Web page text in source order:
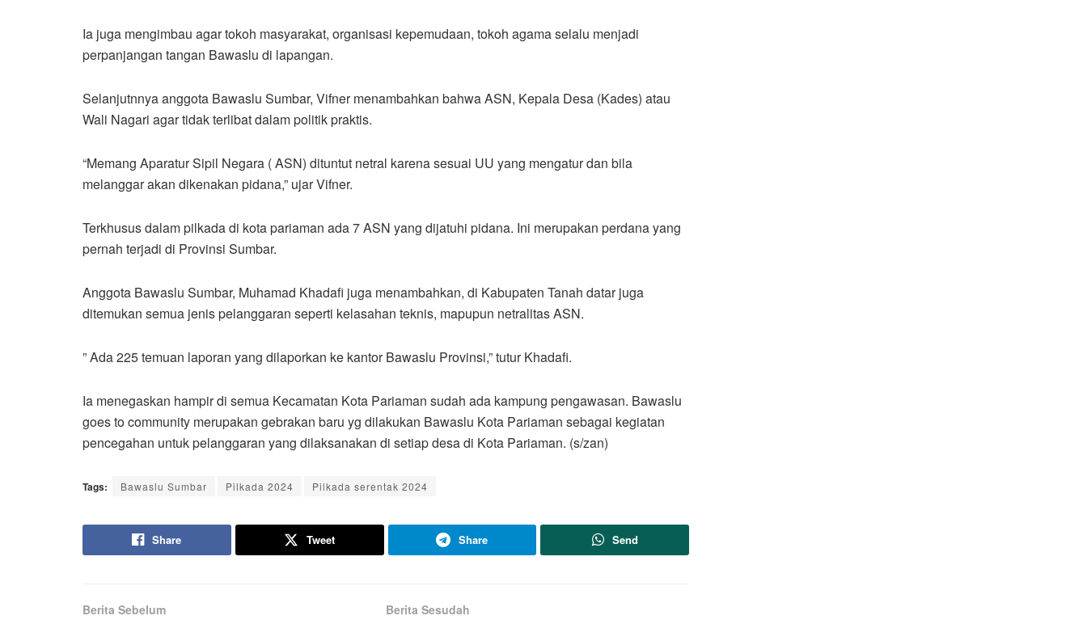
Ia juga mengimbau agar tokoh masyarakat, organisasi kepemudaan, tokoh agama selalu menjadi
perpanjangan tangan Bawaslu di lapangan.
Selanjutnnya anggota Bawaslu Sumbar, Vifner menambahkan bahwa ASN, Kepala Desa (Kades) atau
Wali Nagari agar tidak terlibat dalam politik praktis.
“Memang Aparatur Sipil Negara ( ASN) dituntut netral karena sesuai UU yang mengatur dan bila
melanggar akan dikenakan pidana,” ujar Vifner.
Terkhusus dalam pilkada di kota pariaman ada 7 ASN yang dijatuhi pidana. Ini merupakan perdana yang
pernah terjadi di Provinsi Sumbar.
Anggota Bawaslu Sumbar, Muhamad Khadafi juga menambahkan, di Kabupaten Tanah datar juga
ditemukan semua jenis pelanggaran seperti kelasahan teknis, mapupun netralitas ASN.
” Ada 225 temuan laporan yang dilaporkan ke kantor Bawaslu Provinsi,” tutur Khadafi.
Ia menegaskan hampir di semua Kecamatan Kota Pariaman sudah ada kampung pengawasan. Bawaslu
goes to community merupakan gebrakan baru yg dilakukan Bawaslu Kota Pariaman sebagai kegiatan
pencegahan untuk pelanggaran yang dilaksanakan di setiap desa di Kota Pariaman. (s/zan)
Tags: Bawaslu Sumbar Pilkada 2024 Pilkada serentak 2024
Share Tweet Share Send
Berita Sebelum Berita Sesudah